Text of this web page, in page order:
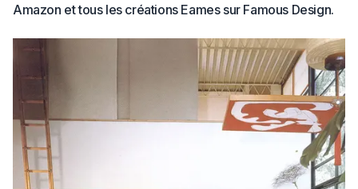
Amazon et tous les créations Eames sur Famous Design.